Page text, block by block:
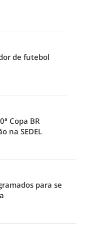
de futebol
Copa BR
na SEDEL
para se